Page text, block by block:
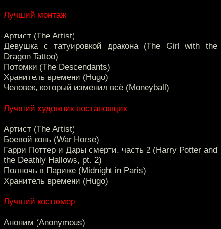
Лучший монтаж
Артист (The Artist)
Девушка с татуировкой дракона (The Girl with the
Dragon Tattoo)
Потомки (The Descendants)
Хранитель времени (Hugo)
Человек, который изменил всё (Moneyball)
Лучший художник-постановщик
Артист (The Artist)
Боевой конь (War Horse)
Гарри Поттер и Дары смерти, часть 2 (Harry Potter and
the Deathly Hallows, pt. 2)
Полночь в Париже (Midnight in Paris)
Хранитель времени (Hugo)
Лучший костюмер
Аноним (Anonymous)